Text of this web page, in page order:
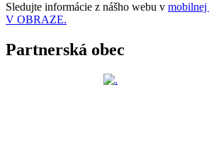
Sledujte informácie z nášho webu v
V OBRAZE.
Partnerská obec